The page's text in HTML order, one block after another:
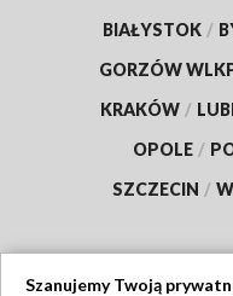
BIAŁYSTOK /
GORZÓW
KRAKÓW /
OPOLE /
SZCZECIN /
Szanujemy Twoją